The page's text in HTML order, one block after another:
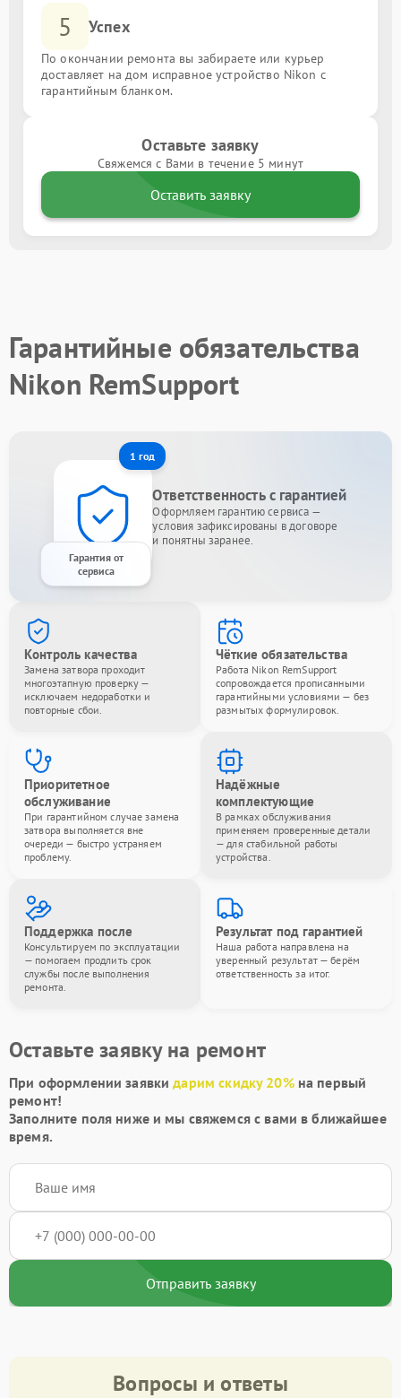
5 Успех
По окончании ремонта вы забираете или курьер
доставляет на дом исправное устройство Nikon с
гарантийным бланком.
Оставьте заявку
Свяжемся с Вами в течение 5 минут
Оставить заявку
Гарантийные обязательства
Nikon RemSupport
1 год
Гарантия от
сервиса
Ответственность с гарантией
Оформляем гарантию сервиса —
условия зафиксированы в договоре
и понятны заранее.
Контроль качества
Замена затвора проходит
многоэтапную проверку —
исключаем недоработки и
повторные сбои.
Чёткие обязательства
Работа Nikon RemSupport
сопровождается прописанными
гарантийными условиями — без
размытых формулировок.
Приоритетное
обслуживание
При гарантийном случае замена
затвора выполняется вне
очереди — быстро устраняем
проблему.
Надёжные
комплектующие
В рамках обслуживания
применяем проверенные детали
— для стабильной работы
устройства.
Поддержка после
Консультируем по эксплуатации
— помогаем продлить срок
службы после выполнения
ремонта.
Результат под гарантией
Наша работа направлена на
уверенный результат — берём
ответственность за итог.
Оставьте заявку на ремонт
При оформлении заявкидарим скидку 20%на первый
ремонт!
Заполните поля ниже и мы свяжемся с вами в ближайшее
время.
Отправить заявку
Вопросы и ответы